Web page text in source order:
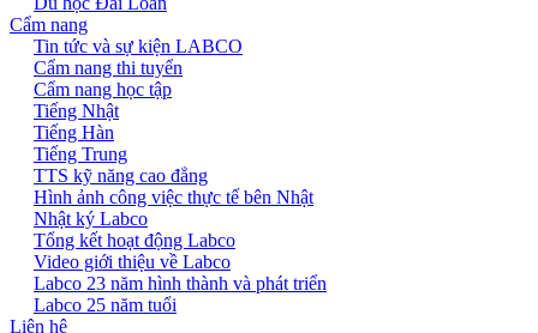
Cẩm nang
Tin tức và sự kiện LABCO
Cẩm nang thi tuyển
Cẩm nang học tập
Tiếng Nhật
Tiếng Hàn
Tiếng Trung
TTS kỹ năng cao đẳng
Hình ảnh công việc thực tế bên Nhật
Nhật ký Labco
Tổng kết hoạt động Labco
Video giới thiệu về Labco
Labco 23 năm hình thành và phát triển
Labco 25 năm tuổi
Liên hệ